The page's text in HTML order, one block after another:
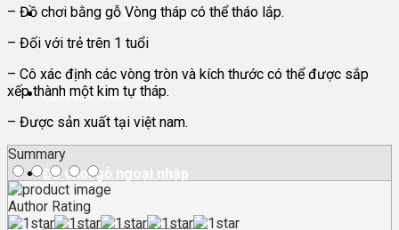
Mô hình xe, tàu, máy bay
Phiếu & Quà tặng
Đồ chơi gỗ ngoại nhập
– Đồ chơi bằng gỗ Vòng tháp có thể tháo lắp.
– Đối với trẻ trên 1 tuổi
– Cô xác định các vòng tròn và kích thước có thể được sắp
xếp thành một kim tự tháp.
– Được sản xuất tại việt nam.
Summary
Author Rating